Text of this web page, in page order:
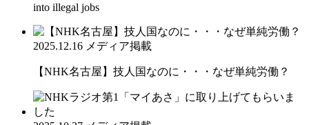
into illegal jobs
2025.12.16 メディア掲載
【NHK名古屋】技人国なのに・・・なぜ単純労働？